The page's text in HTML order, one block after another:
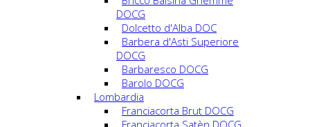
DOCG
Dolcetto d'Alba DOC
Barbera d'Asti Superiore
DOCG
Barbaresco DOCG
Barolo DOCG
Lombardia
Franciacorta Brut DOCG
Franciacorta Satèn DOCG